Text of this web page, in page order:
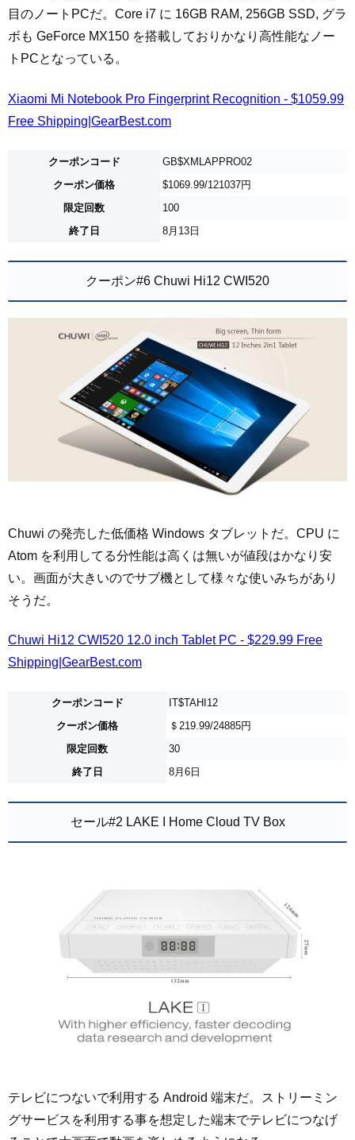
目のノートPCだ。Core i7 に 16GB RAM, 256GB SSD, グラ
ボも GeForce MX150 を搭載しておりかなり高性能なノー
トPCとなっている。
Xiaomi Mi Notebook Pro Fingerprint Recognition - $1059.99
Free Shipping|GearBest.com
クーポンコード
GB$XMLAPPRO02
クーポン価格
$1069.99/121037円
限定回数
100
終了日
8月13日
クーポン#6 Chuwi Hi12 CWI520
Chuwi の発売した低価格 Windows タブレットだ。CPU に
Atom を利用してる分性能は高くは無いが値段はかなり安
い。画面が大きいのでサブ機として様々な使いみちがあり
そうだ。
Chuwi Hi12 CWI520 12.0 inch Tablet PC - $229.99 Free
Shipping|GearBest.com
クーポンコード
IT$TAHI12
クーポン価格
＄219.99/24885円
限定回数
30
終了日
8月6日
セール#2 LAKE I Home Cloud TV Box
テレビにつないで利用する Android 端末だ。ストリーミン
グサービスを利用する事を想定した端末でテレビにつなげ